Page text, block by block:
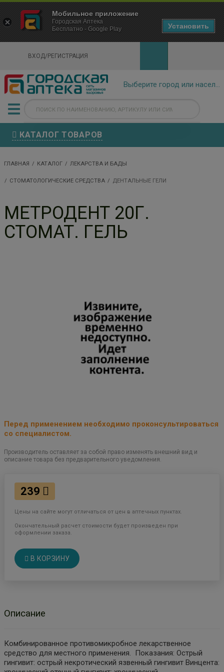
ВХОД/РЕГИСТРАЦИЯ
КАТАЛОГ ТОВАРОВ
ГЛАВНАЯ КАТАЛОГ ЛЕКАРСТВА И БАДЫ
СТОМАТОЛОГИЧЕСКИЕ СРЕДСТВА ДЕНТАЛЬНЫЕ ГЕЛИ
МЕТРОДЕНТ 20Г.
СТОМАТ. ГЕЛЬ
Перед применением необходимо проконсультироваться
со специалистом.
Производитель оставляет за собой право изменять внешний вид и
описание товара без предварительного уведомления.
239
Цены на сайте могут отличаться от цен в аптечных пунктах.
Окончательный расчет стоимости будет произведен при
оформлении заказа.
В КОРЗИНУ
Описание
Комбинированное противомикробное лекарственное
средство для местного применения. Показания: Острый
гингивит: острый некротический язвенный гингивит Винцента:
×
Городская Аптека Маркетплейс
- In Google Play
Мобильное приложение
Городская Аптека
Бесплатно - Google Play
Установить